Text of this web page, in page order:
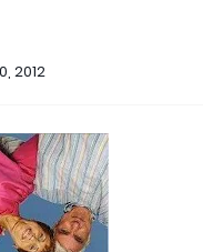
2012